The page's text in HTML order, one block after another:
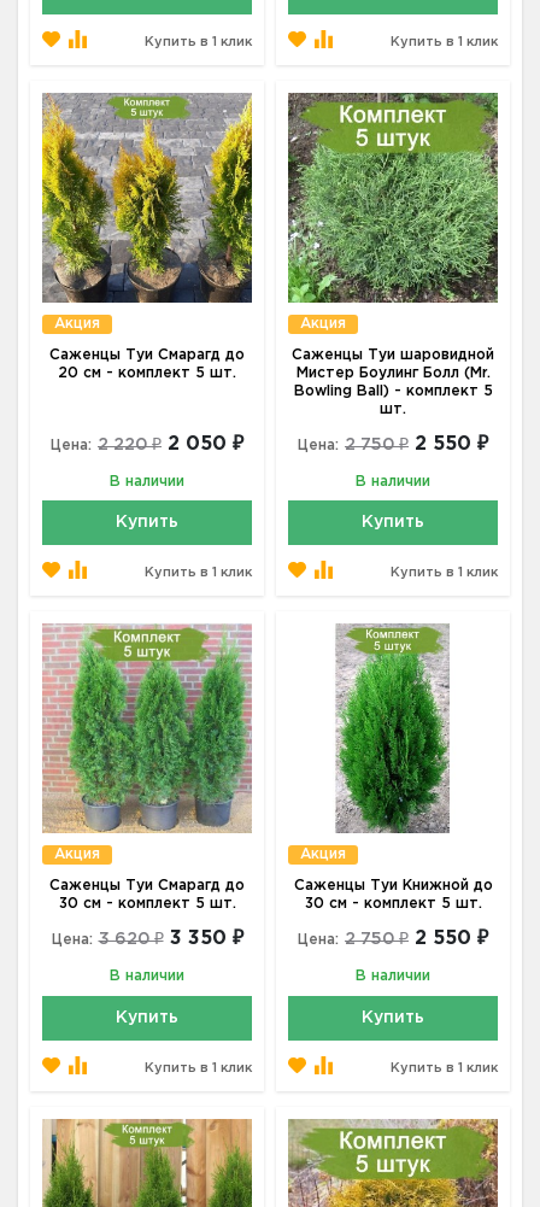
Купить в 1 клик Купить в 1 клик
Акция
Саженцы Туи Смарагд до
20 см - комплект 5 шт.
Цена: 2 220 ₽ 2 050 ₽
В наличии
Купить
Купить в 1 клик
Акция
Саженцы Туи шаровидной
Мистер Боулинг Болл (Mr.
Bowling Ball) - комплект 5
шт.
Цена: 2 750 ₽ 2 550 ₽
В наличии
Купить
Купить в 1 клик
Акция
Саженцы Туи Смарагд до
30 см - комплект 5 шт.
Цена: 3 620 ₽ 3 350 ₽
В наличии
Купить
Купить в 1 клик
Акция
Саженцы Туи Книжной до
30 см - комплект 5 шт.
Цена: 2 750 ₽ 2 550 ₽
В наличии
Купить
Купить в 1 клик